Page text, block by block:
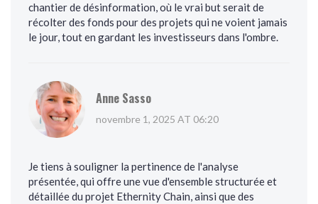
chantier de désinformation, où le vrai but serait de
récolter des fonds pour des projets qui ne voient jamais
le jour, tout en gardant les investisseurs dans l'ombre.
Anne Sasso
novembre 1, 2025 AT 06:20
Je tiens à souligner la pertinence de l'analyse
présentée, qui offre une vue d'ensemble structurée et
détaillée du projet Ethernity Chain, ainsi que des